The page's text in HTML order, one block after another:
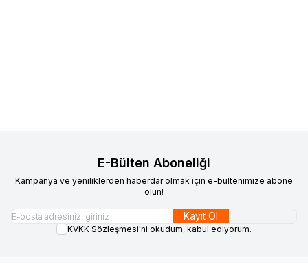
E-Bülten Aboneliği
Kampanya ve yeniliklerden haberdar olmak için e-bültenimize abone
olun!
Kayıt Ol
KVKK Sözleşmesi'ni okudum, kabul ediyorum.